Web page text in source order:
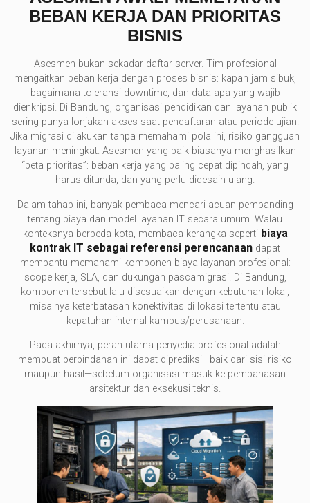
BEBAN KERJA DAN PRIORITAS
BISNIS
Asesmen bukan sekadar daftar server. Tim profesional
mengaitkan beban kerja dengan proses bisnis: kapan jam sibuk,
bagaimana toleransi downtime, dan data apa yang wajib
dienkripsi. Di Bandung, organisasi pendidikan dan layanan publik
sering punya lonjakan akses saat pendaftaran atau periode ujian.
Jika migrasi dilakukan tanpa memahami pola ini, risiko gangguan
layanan meningkat. Asesmen yang baik biasanya menghasilkan
“peta prioritas”: beban kerja yang paling cepat dipindah, yang
harus ditunda, dan yang perlu didesain ulang.
Dalam tahap ini, banyak pembaca mencari acuan pembanding
tentang biaya dan model layanan IT secara umum. Walau
konteksnya berbeda kota, membaca kerangka seperti biaya
kontrak IT sebagai referensi perencanaan dapat
membantu memahami komponen biaya layanan profesional:
scope kerja, SLA, dan dukungan pascamigrasi. Di Bandung,
komponen tersebut lalu disesuaikan dengan kebutuhan lokal,
misalnya keterbatasan konektivitas di lokasi tertentu atau
kepatuhan internal kampus/perusahaan.
Pada akhirnya, peran utama penyedia profesional adalah
membuat perpindahan ini dapat diprediksi—baik dari sisi risiko
maupun hasil—sebelum organisasi masuk ke pembahasan
arsitektur dan eksekusi teknis.